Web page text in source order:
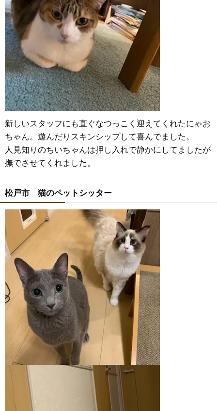
新しいスタッフにも直ぐなつっこく迎えてくれたにゃお
ちゃん。遊んだりスキンシップして喜んでました。
人見知りのちいちゃんは押し入れで静かにしてましたが
撫でさせてくれました。
松戸市 猫のペットシッター